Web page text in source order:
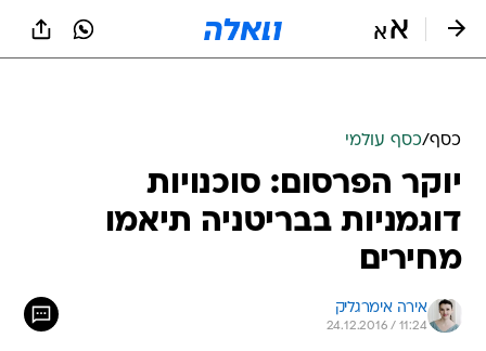
כסף/כסף עולמי
יוקר הפרסום: סוכנויות
דוגמניות בבריטניה תיאמו
מחירים
אירה אימרגליק
24.12.2016 / 11:24